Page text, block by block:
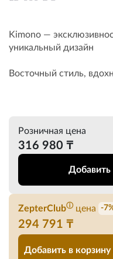
Kimono —
уникальный дизайн
Восточный стиль,
Розничная цена
316 980 ₸
Добавить
ZepterClubⓘ цена -
294 791 ₸
Добавить в